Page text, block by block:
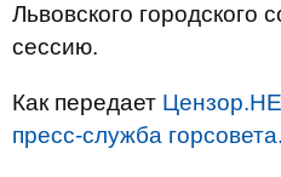
Львовского городского
сессию.
Как передает
пресс-служба горсовета.